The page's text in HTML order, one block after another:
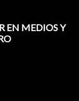
EN MEDIOS Y